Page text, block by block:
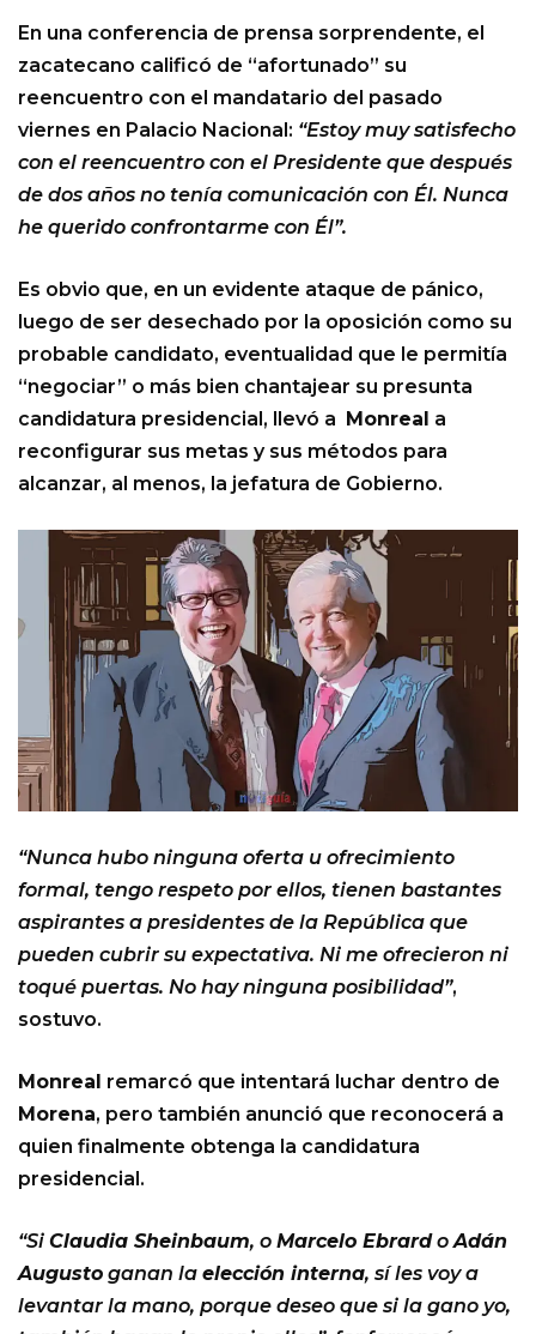
En una conferencia de prensa sorprendente, el
zacatecano calificó de “afortunado” su
reencuentro con el mandatario del pasado
viernes en Palacio Nacional: “Estoy muy satisfecho
con el reencuentro con el Presidente que después
de dos años no tenía comunicación con Él. Nunca
he querido confrontarme con Él”.
Es obvio que, en un evidente ataque de pánico,
luego de ser desechado por la oposición como su
probable candidato, eventualidad que le permitía
“negociar” o más bien chantajear su presunta
candidatura presidencial, llevó a Monreal a
reconfigurar sus metas y sus métodos para
alcanzar, al menos, la jefatura de Gobierno.
“Nunca hubo ninguna oferta u ofrecimiento
formal, tengo respeto por ellos, tienen bastantes
aspirantes a presidentes de la República que
pueden cubrir su expectativa. Ni me ofrecieron ni
toqué puertas. No hay ninguna posibilidad”,
sostuvo.
Monreal remarcó que intentará luchar dentro de
Morena, pero también anunció que reconocerá a
quien finalmente obtenga la candidatura
presidencial.
“Si Claudia Sheinbaum, o Marcelo EbrardoAdán
Augusto ganan la elección interna, sí les voy a
levantar la mano, porque deseo que si la gano yo,